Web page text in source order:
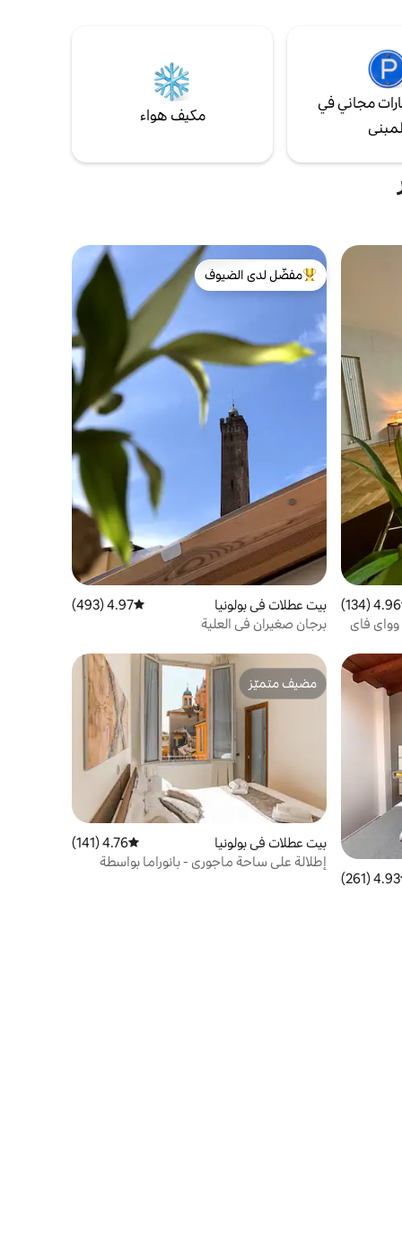
مجاني في
مكيف هواء
4.96 من 5، 134 مراجعات4.96 (134)
فاي
من أبرز البيوت المفضّلة لدى الضيوف
مفضّل لدى الضيوف
بيت عطلات في بولونيا متوسط التقييم 4.97 من 5، 493 مراجعات
4.97 (493)
برجان صغيران في العلية
التقييم 4.93 من 5، 261 مراجعات
4.93 (261)
مضيف متميّز
مضيف متميّز
بيت عطلات في بولونيا متوسط التقييم 4.76 من 5، 141 مراجعات
4.76 (141)
إطلالة على ساحة ماجوري - بانوراما بواسطة